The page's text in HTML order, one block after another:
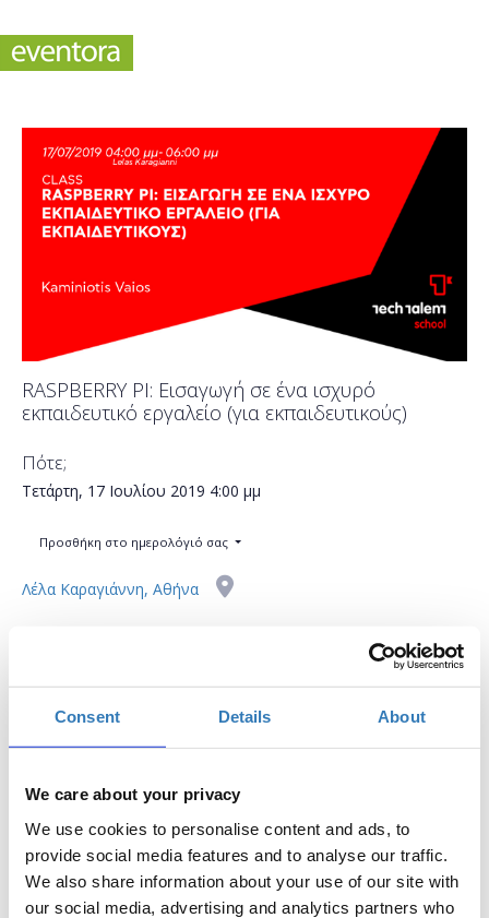
Consent Details About
We care about your privacy
We use cookies to personalise content and ads, to
provide social media features and to analyse our traffic.
We also share information about your use of our site with
our social media, advertising and analytics partners who
RASPBERRY PI: Εισαγωγή σε ένα ισχυρό
εκπαιδευτικό εργαλείο (για εκπαιδευτικούς)
Πότε;
Τετάρτη, 17 Ιουλίου 2019 4:00 μμ
Προσθήκη στο ημερολόγιό σας
Λέλα Καραγιάννη, Αθήνα
Η περίοδος εγγραφών έχει λήξει.
Στόχος αυτού του σεμιναρίου είναι να ωθήσει
εκπαιδευτικούς σε νέες διαδραστικές και δυναμικές
μεθοδολογίες μάθησης όπως είναι το Raspberry Pi.